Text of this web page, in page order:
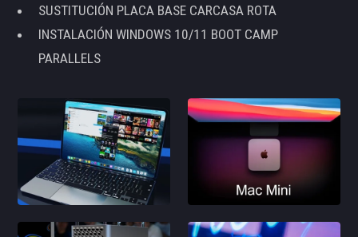
SUSTITUCIÓN PLACA BASE CARCASA ROTA
INSTALACIÓN WINDOWS 10/11 BOOT CAMP
PARALLELS